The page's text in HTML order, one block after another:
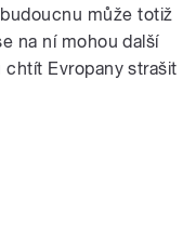
může totiž
na ní mohou další
Evropany strašit